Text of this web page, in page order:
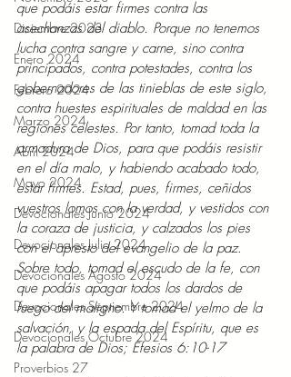
Diciembre 2023
Enero 2024
Febrero 2024
Marzo 2024
Abril 2024
Mayo 2024
Devocionales Junio 2024
Devocionales Julio 2024
Devocionales Agosto 2024
Devocionales Septiembre 2024
Devocionales Octubre 2024
Proverbios 27
que podáis estar firmes contra las
asechanzas del diablo. Porque no tenemos
lucha contra sangre y carne, sino contra
principados, contra potestades, contra los
gobernadores de las tinieblas de este siglo,
contra huestes espirituales de maldad en las
regiones celestes. Por tanto, tomad toda la
armadura de Dios, para que podáis resistir
en el día malo, y habiendo acabado todo,
estar firmes. Estad, pues, firmes, ceñidos
vuestros lomos con la verdad, y vestidos con
la coraza de justicia, y calzados los pies
con el apresto del evangelio de la paz.
Sobre todo, tomad el escudo de la fe, con
que podáis apagar todos los dardos de
fuego del maligno. Y tomad el yelmo de la
salvación, y la espada del Espíritu, que es
la palabra de Dios; Efesios 6:10-17